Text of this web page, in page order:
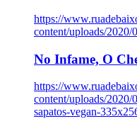
https://
content/uploads/
No Infame, O
https://
content/uploads/2020/
sapatos-vegan-